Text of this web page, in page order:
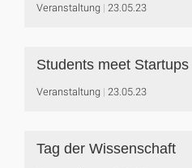
Veranstaltung 23.05.23
Students meet Startups
Veranstaltung 23.05.23
Tag der Wissenschaft